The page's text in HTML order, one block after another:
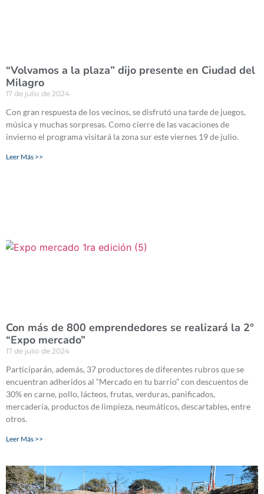
“Volvamos a la plaza” dijo presente en Ciudad del
Milagro
17 de julio de 2024
Con gran respuesta de los vecinos, se disfrutó una tarde de juegos,
música y muchas sorpresas. Como cierre de las vacaciones de
invierno el programa visitará la zona sur este viernes 19 de julio.
Leer Más >>
Con más de 800 emprendedores se realizará la 2°
“Expo mercado”
17 de julio de 2024
Participarán, además, 37 productores de diferentes rubros que se
encuentran adheridos al “Mercado en tu barrio” con descuentos de
30% en carne, pollo, lácteos, frutas, verduras, panificados,
mercadería, productos de limpieza, neumáticos, descartables, entre
otros.
Leer Más >>